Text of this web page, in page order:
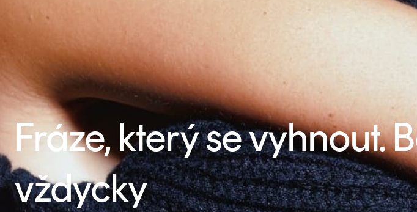
Fráze, který se vyhnout.
vždycky